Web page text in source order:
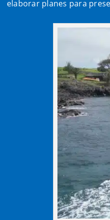
elaborar planes para